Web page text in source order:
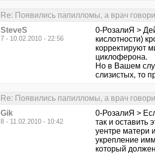
Re: Появились папилломы, а врач
SteveS
7 - 10.02.2010 - 22:56
0-РозалиЯ >
кислотности)
корректируют
циклоферона.
Но в Вашем
слизистых, то
Re: Появились папилломы, а врач
Gik
8 - 11.02.2010 - 10:42
0-РозалиЯ >
так и оставить
уентре матери
укрепление
который